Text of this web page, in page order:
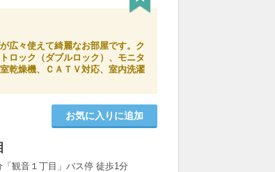
広々使えて綺麗なお部屋です。ク
ロック（ダブルロック）、モニタ
乾燥機、ＣＡＴＶ対応、室内洗濯
お気に入りに追加
観音１丁目」バス停 徒歩1分